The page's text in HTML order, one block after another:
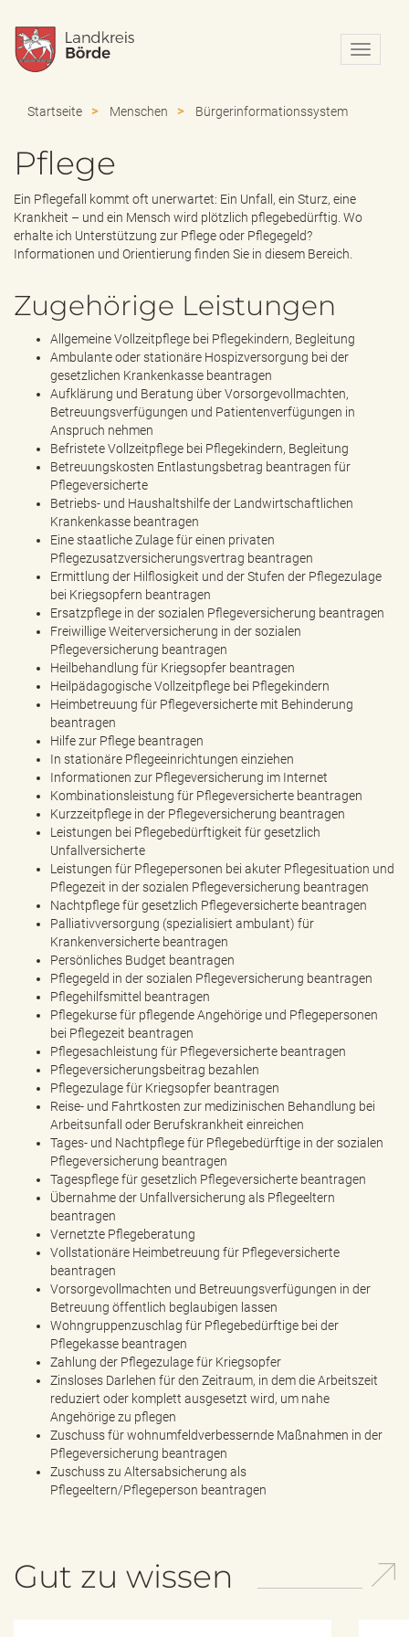
N
a
n
Startseite Menschen Bürgerinformationssystem
Pflege
Ein Pflegefall kommt oft unerwartet: Ein Unfall, ein Sturz, eine
Krankheit – und ein Mensch wird plötzlich pflegebedürftig. Wo
erhalte ich Unterstützung zur Pflege oder Pflegegeld?
Informationen und Orientierung finden Sie in diesem Bereich.
Zugehörige Leistungen
Allgemeine Vollzeitpflege bei Pflegekindern, Begleitung
Ambulante oder stationäre Hospizversorgung bei der
gesetzlichen Krankenkasse beantragen
Aufklärung und Beratung über Vorsorgevollmachten,
Betreuungsverfügungen und Patientenverfügungen in
Anspruch nehmen
Befristete Vollzeitpflege bei Pflegekindern, Begleitung
Betreuungskosten Entlastungsbetrag beantragen für
Pflegeversicherte
Betriebs- und Haushaltshilfe der Landwirtschaftlichen
Krankenkasse beantragen
Eine staatliche Zulage für einen privaten
Pflegezusatzversicherungsvertrag beantragen
Ermittlung der Hilflosigkeit und der Stufen der Pflegezulage
bei Kriegsopfern beantragen
Ersatzpflege in der sozialen Pflegeversicherung beantragen
Freiwillige Weiterversicherung in der sozialen
Pflegeversicherung beantragen
Heilbehandlung für Kriegsopfer beantragen
Heilpädagogische Vollzeitpflege bei Pflegekindern
Heimbetreuung für Pflegeversicherte mit Behinderung
beantragen
Hilfe zur Pflege beantragen
In stationäre Pflegeeinrichtungen einziehen
Informationen zur Pflegeversicherung im Internet
Kombinationsleistung für Pflegeversicherte beantragen
Kurzzeitpflege in der Pflegeversicherung beantragen
Leistungen bei Pflegebedürftigkeit für gesetzlich
Unfallversicherte
Leistungen für Pflegepersonen bei akuter Pflegesituation und
Pflegezeit in der sozialen Pflegeversicherung beantragen
Nachtpflege für gesetzlich Pflegeversicherte beantragen
Palliativversorgung (spezialisiert ambulant) für
Krankenversicherte beantragen
Persönliches Budget beantragen
Pflegegeld in der sozialen Pflegeversicherung beantragen
Pflegehilfsmittel beantragen
Pflegekurse für pflegende Angehörige und Pflegepersonen
bei Pflegezeit beantragen
Pflegesachleistung für Pflegeversicherte beantragen
Pflegeversicherungsbeitrag bezahlen
Pflegezulage für Kriegsopfer beantragen
Reise- und Fahrtkosten zur medizinischen Behandlung bei
Arbeitsunfall oder Berufskrankheit einreichen
Tages- und Nachtpflege für Pflegebedürftige in der sozialen
Pflegeversicherung beantragen
Tagespflege für gesetzlich Pflegeversicherte beantragen
Übernahme der Unfallversicherung als Pflegeeltern
beantragen
Vernetzte Pflegeberatung
Vollstationäre Heimbetreuung für Pflegeversicherte
beantragen
Vorsorgevollmachten und Betreuungsverfügungen in der
Betreuung öffentlich beglaubigen lassen
Wohngruppenzuschlag für Pflegebedürftige bei der
Pflegekasse beantragen
Zahlung der Pflegezulage für Kriegsopfer
Zinsloses Darlehen für den Zeitraum, in dem die Arbeitszeit
reduziert oder komplett ausgesetzt wird, um nahe
Angehörige zu pflegen
Zuschuss für wohnumfeldverbessernde Maßnahmen in der
Pflegeversicherung beantragen
Zuschuss zu Altersabsicherung als
Pflegeeltern/Pflegeperson beantragen
Gut zu wissen